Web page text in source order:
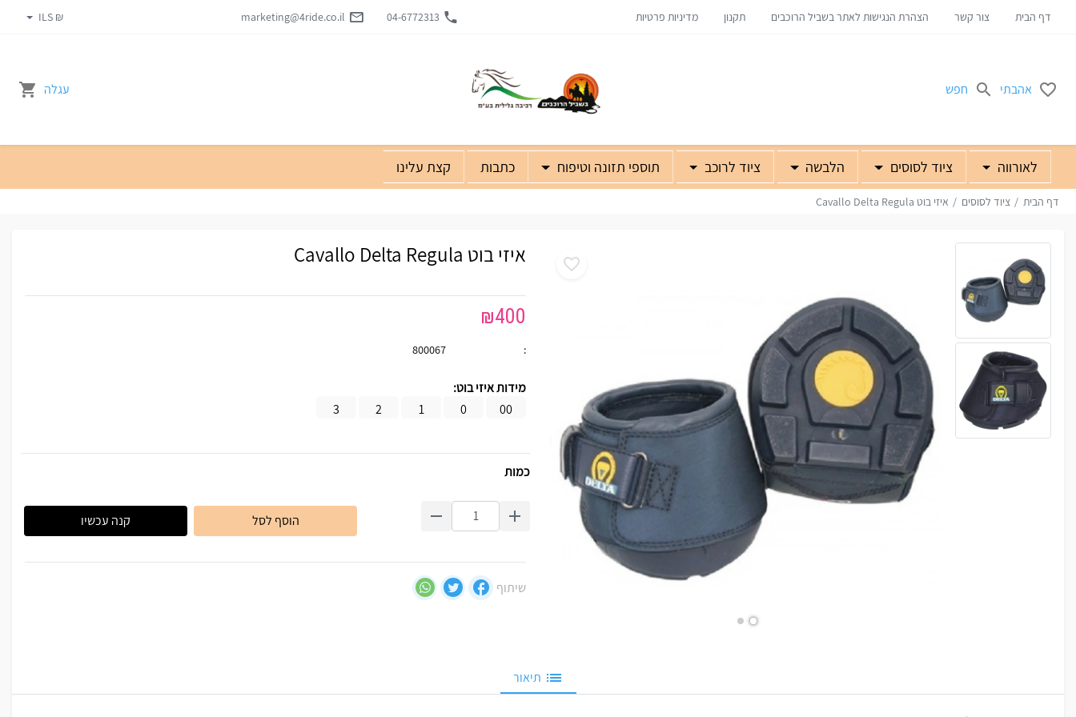
דף הבית צור קשר הצהרת הנגישות לאתר בשביל הרוכבים תקנון מדיניות פרטיות 04-6772313
marketing@4ride.co.il
₪ ILS
אהבתי חפש עגלה
לאורווה ציוד לסוסים הלבשה ציוד לרוכב תוספי תזונה וטיפוח כתבות קצת עלינו
דף הבית ציוד לסוסים איזי בוט Cavallo Delta Regula
איזי בוט Cavallo Delta Regula
₪400
:
800067
מידות איזי בוט:
00
0
1
2
3
כמות
הוסף לסל קנה עכשיו
שיתוף
תיאור